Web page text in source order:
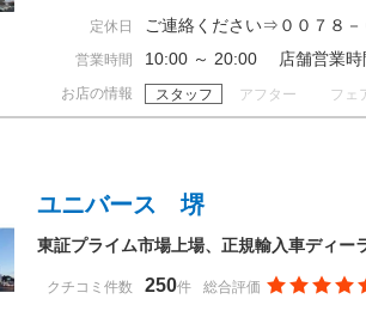
定休日 ご連絡ください⇒００７８－
営業時間 10:00 ～ 20:00 店舗営業
お店の情報 スタッフ アフター フェ
ユニバース 堺
東証プライム市場上場、正規輸入車ディー
クチコミ件数 250件 総合評価